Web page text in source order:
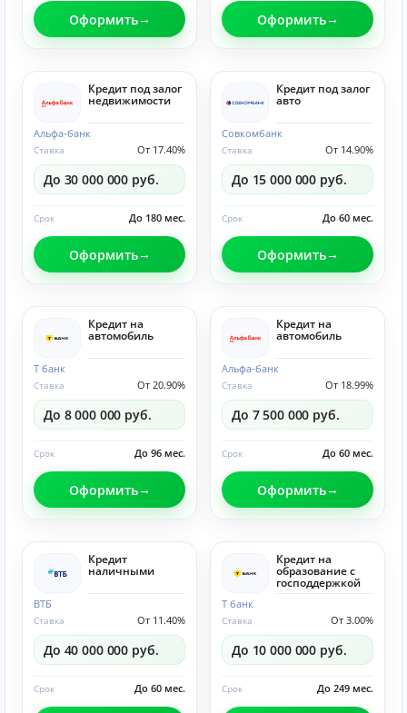
Оформить Оформить
Кредит под залог
недвижимости
Альфа-банк
От 17.40%
Ставка
До 30 000 000 руб.
До 180 мес.
Срок
Оформить
Кредит под залог
авто
Совкомбанк
От 14.90%
Ставка
До 15 000 000 руб.
До 60 мес.
Срок
Оформить
Кредит на
автомобиль
Т банк
От 20.90%
Ставка
До 8 000 000 руб.
До 96 мес.
Срок
Оформить
Кредит на
автомобиль
Альфа-банк
От 18.99%
Ставка
До 7 500 000 руб.
До 60 мес.
Срок
Оформить
Кредит
наличными
ВТБ
От 11.40%
Ставка
До 40 000 000 руб.
До 60 мес.
Срок
Кредит на
образование с
господдержкой
Т банк
От 3.00%
Ставка
До 10 000 000 руб.
До 249 мес.
Срок